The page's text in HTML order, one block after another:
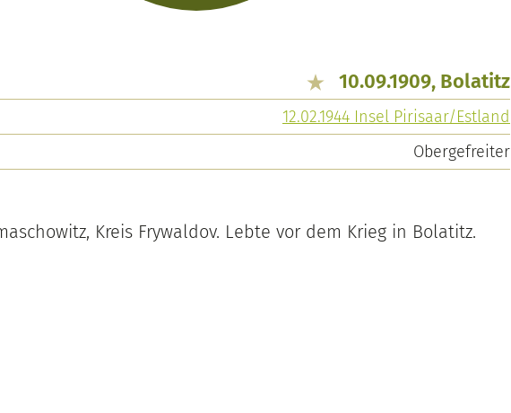
10.09.1909, Bolatitz
12.02.1944 Insel Pirisaar/Estland
Obergefreiter
Kreis Frywaldov. Lebte vor dem Krieg in Bolatitz.